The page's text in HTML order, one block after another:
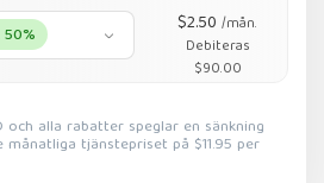
50% $2.50/mån.
Debiteras
$90.00
tjänstepriset på $11.95 per